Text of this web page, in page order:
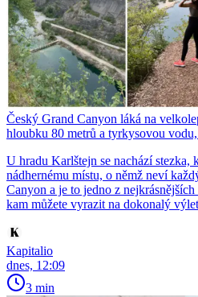
Český Grand Canyon láká na
hloubku 80 metrů a tyrkysovou
U hradu Karlštejn se nachází stezka,
nádhernému místu, o němž neví
Canyon a je to jedno z
kam můžete vyrazit na dokonalý
Kapitalio
dnes, 12:09
3 min